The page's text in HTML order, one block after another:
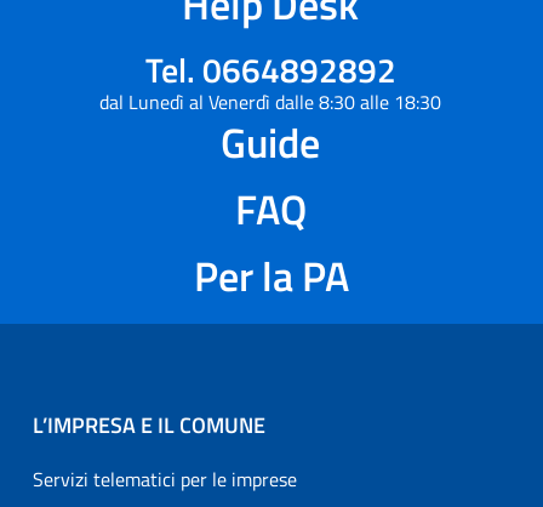
Tel. 0664892892
dal Lunedì al Venerdì dalle 8:30 alle 18:30
Guide
FAQ
Per la PA
L’IMPRESA E IL COMUNE
Servizi telematici per le imprese